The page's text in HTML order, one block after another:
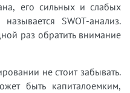
его сильных и слабых
SWOT-анализ.
раз обратить внимание
не стоит забывать.
быть капиталоемким,